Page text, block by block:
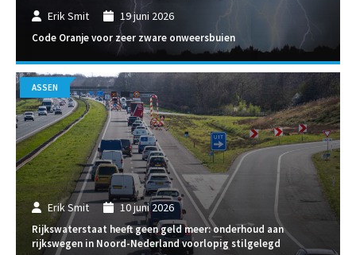
Erik Smit 19 juni 2026
Code Oranje voor zeer zware onweersbuien
Erik Smit 10 juni 2026
Rijkswaterstaat heeft geen geld meer: onderhoud aan
rijkswegen in Noord-Nederland voorlopig stilgelegd
ASSEN